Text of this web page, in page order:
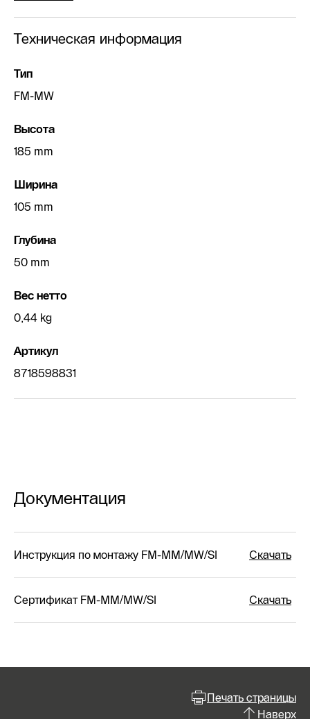
Техническая информация
Тип
FM-MW
Высота
185 mm
Ширина
105 mm
Глубина
50 mm
Вес нетто
0,44 kg
Артикул
8718598831
Документация
Инструкция по монтажу FM-MM/MW/SI Скачать
Сертификат FM-MM/MW/SI Скачать
Печать страницы
Наверх